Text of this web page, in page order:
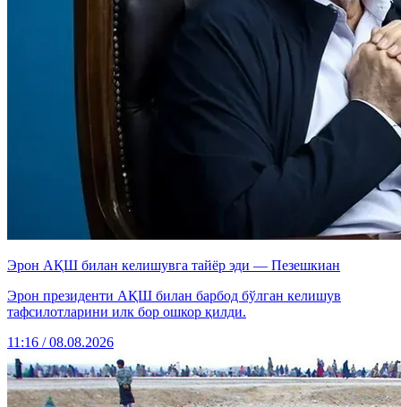
Эрон АҚШ билан келишувга тайёр эди — Пезешкиан
Эрон президенти АҚШ билан барбод бўлган келишув
тафсилотларини илк бор ошкор қилди.
11:16 / 08.08.2026